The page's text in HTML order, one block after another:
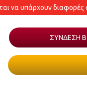
να υπάρχουν
ΣΥΝΔΕΣΗ